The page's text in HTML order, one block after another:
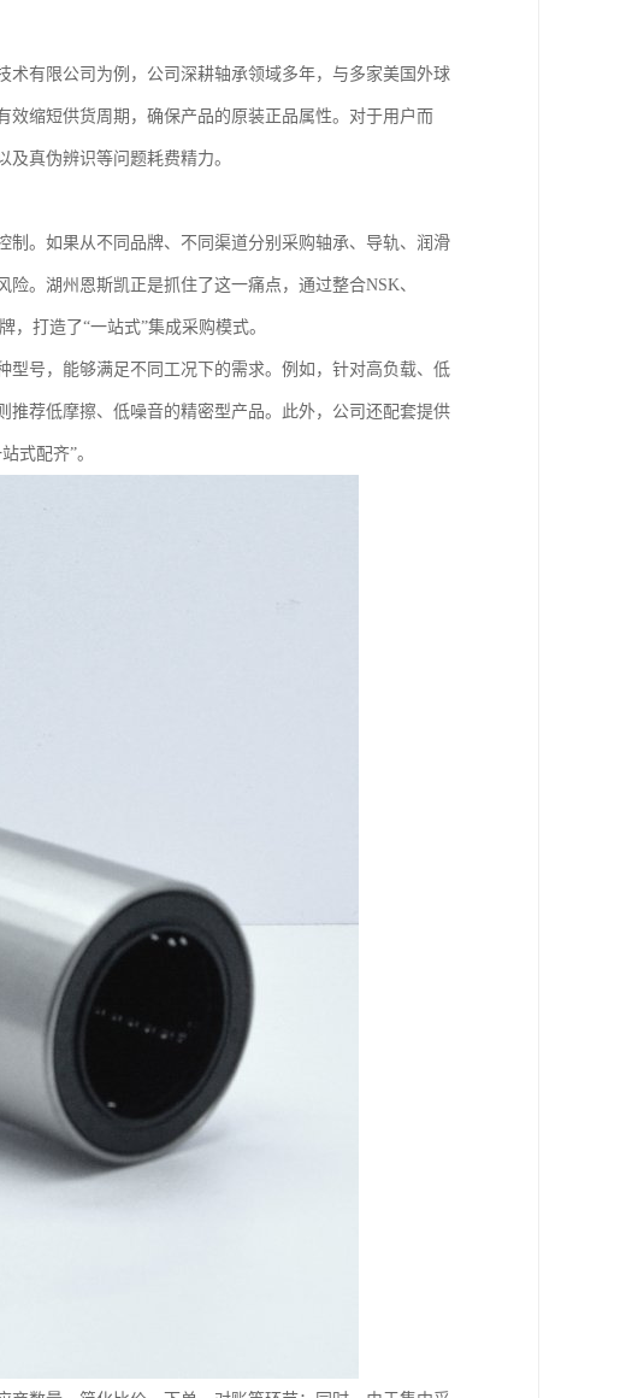
有限公司为例，公司深耕轴承领域多年，与多家美国外球
缩短供货周期，确保产品的原装正品属性。对于用户而
真伪辨识等问题耗费精力。
。如果从不同品牌、不同渠道分别采购轴承、导轨、润滑
。湖州恩斯凯正是抓住了这一痛点，通过整合NSK、
打造了“一站式”集成采购模式。
号，能够满足不同工况下的需求。例如，针对高负载、低
荐低摩擦、低噪音的精密型产品。此外，公司还配套提供
式配齐”。